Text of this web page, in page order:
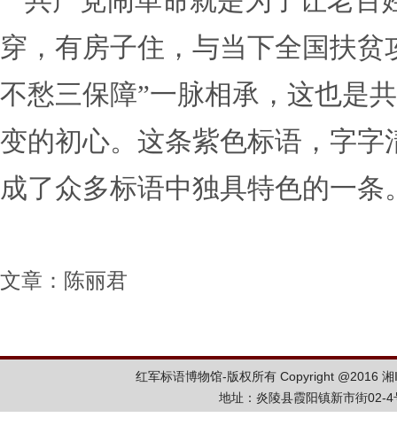
穿，有房子住，与当下全国扶贫
不愁三保障”一脉相承，这也是
变的初心。这条紫色标语，字字
成了众多标语中独具特色的一条
文章：陈丽君
红军标语博物馆-版权所有 Copyright @2016 湘
地址：炎陵县霞阳镇新市街